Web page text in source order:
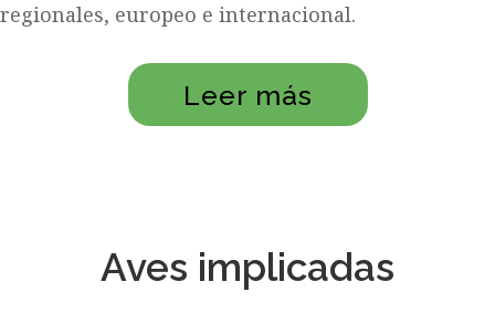
regionales, europeo e internacional.
Leer más
Aves implicadas